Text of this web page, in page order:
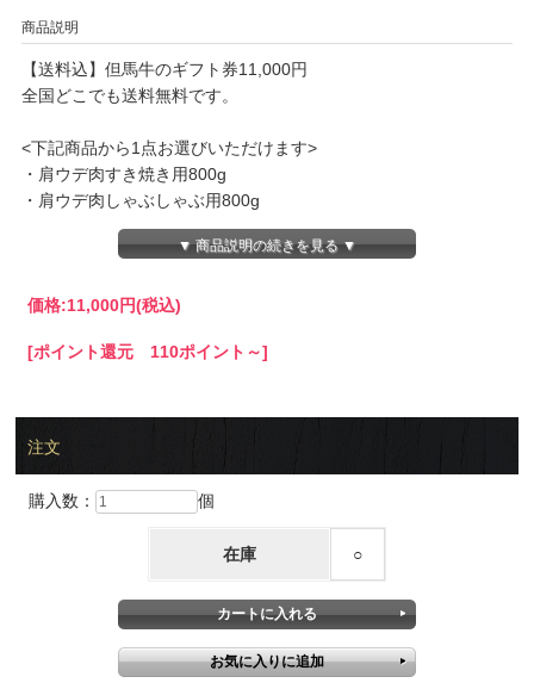
商品説明
【送料込】但馬牛のギフト券11,000円
全国どこでも送料無料です。
<下記商品から1点お選びいただけます>
・肩ウデ肉すき焼き用800g
・肩ウデ肉しゃぶしゃぶ用800g
・サーロインステーキ220g×2枚
・カルピ焼肉用840g
▼ 商品説明の続きを見る ▼
価格:11,000円(税込)
[ポイント還元 110ポイント～]
注文
購入数： 個
在庫 ○